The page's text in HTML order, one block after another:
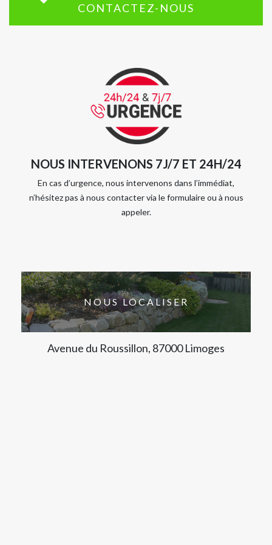
CONTACTEZ-NOUS
NOUS INTERVENONS 7J/7 ET 24H/24
En cas d’urgence, nous intervenons dans l’immédiat,
n’hésitez pas à nous contacter via le formulaire ou à nous
appeler.
NOUS LOCALISER
Avenue du Roussillon, 87000 Limoges